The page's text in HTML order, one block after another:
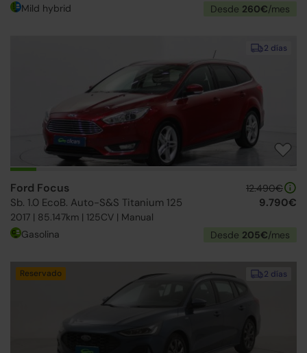
Mild hybrid Desde 260€/mes
2 días
Ford Focus
Sb. 1.0 EcoB. Auto-S&S Titanium 125
2017 | 85.147km | 125CV | Manual
12.490€
9.790€
Gasolina Desde 205€/mes
2 días
Reservado